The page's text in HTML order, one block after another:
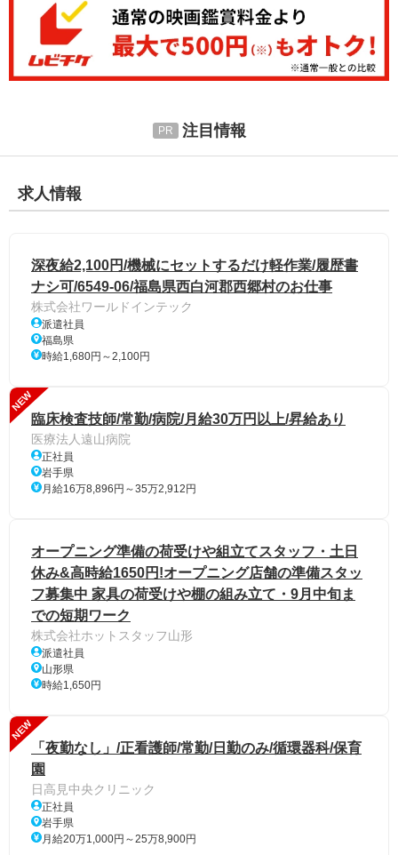
注目情報
求人情報
深夜給2,100円/機械にセットするだけ軽作業/履歴書
ナシ可/6549-06/福島県西白河郡西郷村のお仕事
株式会社ワールドインテック
派遣社員
福島県
時給1,680円～2,100円
NEW
臨床検査技師/常勤/病院/月給30万円以上/昇給あり
医療法人遠山病院
正社員
岩手県
月給16万8,896円～35万2,912円
オープニング準備の荷受けや組立てスタッフ・土日
休み&高時給1650円!オープニング店舗の準備スタッ
フ募集中 家具の荷受けや棚の組み立て・9月中旬ま
での短期ワーク
株式会社ホットスタッフ山形
派遣社員
山形県
時給1,650円
NEW
「夜勤なし」/正看護師/常勤/日勤のみ/循環器科/保育
園
日高見中央クリニック
正社員
岩手県
月給20万1,000円～25万8,900円